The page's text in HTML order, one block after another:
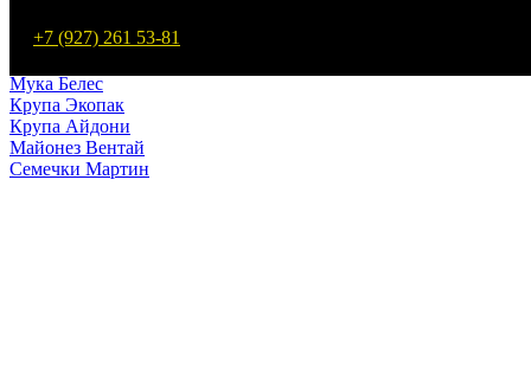
+7 (927) 261 53-81
Мука Мартин
Мука Белес
Крупа Экопак
Крупа Айдони
Майонез Вентай
Семечки Мартин